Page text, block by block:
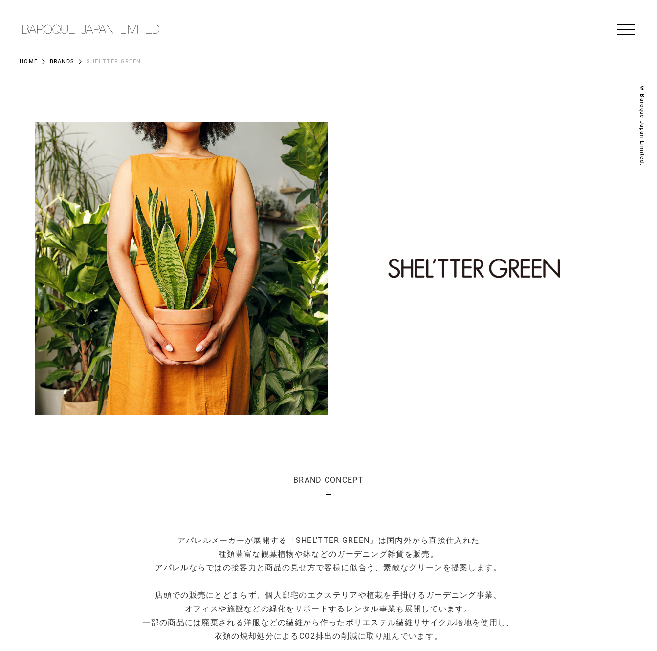
© Baroque Japan Limited.
HOME BRANDS SHEL'TTER GREEN
BRAND CONCEPT
アパレルメーカーが展開する「SHEL'TTER GREEN」は国内外から直接仕入れた
種類豊富な観葉植物や鉢などのガーデニング雑貨を販売。
アパレルならではの接客力と商品の見せ方で客様に似合う、素敵なグリーンを提案します。
店頭での販売にとどまらず、個人邸宅のエクステリアや植栽を手掛けるガーデニング事業、
オフィスや施設などの緑化をサポートするレンタル事業も展開しています。
一部の商品には廃棄される洋服などの繊維から作ったポリエステル繊維リサイクル培地を使用し、
衣類の焼却処分によるCO2排出の削減に取り組んでいます。